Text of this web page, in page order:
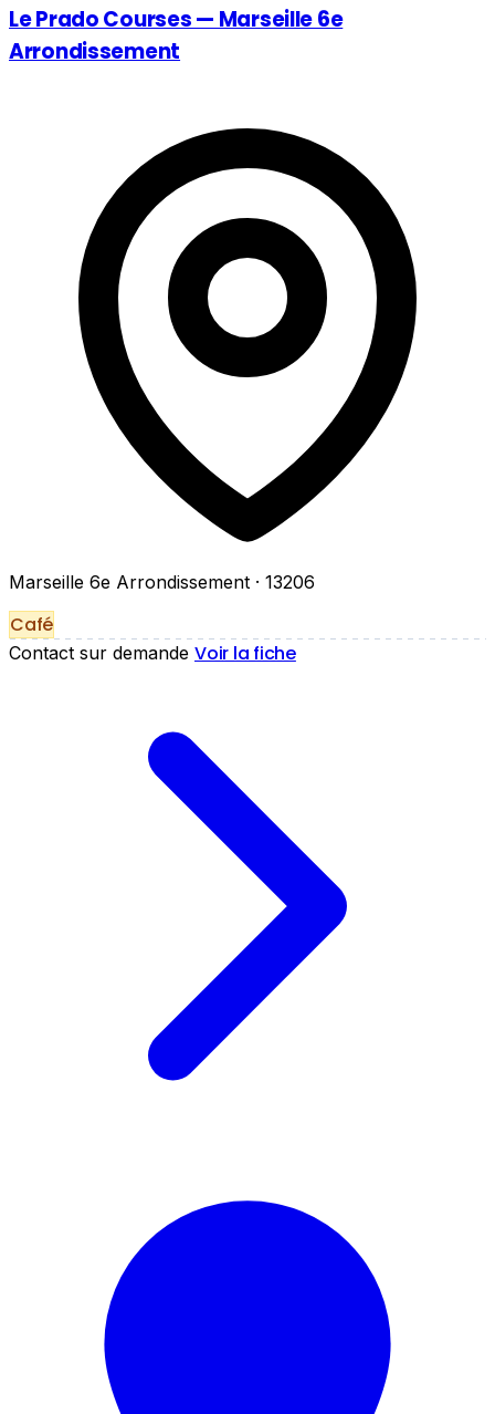
Le Prado Courses — Marseille 6e
Arrondissement
Marseille 6e Arrondissement · 13206
Café
Contact sur demande Voir la fiche